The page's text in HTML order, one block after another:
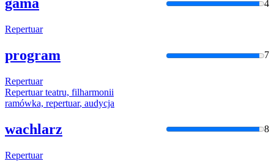
4
Repertuar
program 7
Repertuar
Repertuarteatru, filharmonii
ramówka, repertuar, audycja
wachlarz 8
Repertuar